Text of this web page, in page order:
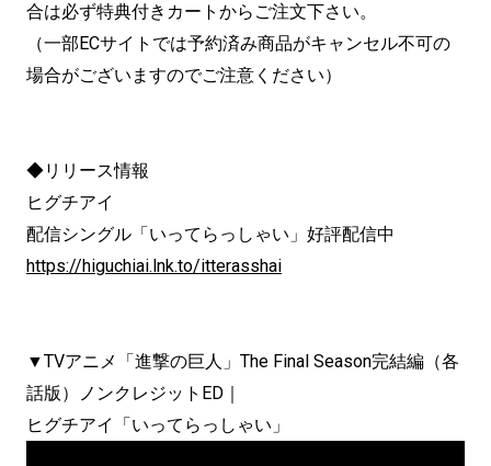
合は必ず特典付きカートからご注文下さい。
（一部ECサイトでは予約済み商品がキャンセル不可の
場合がございますのでご注意ください）
◆リリース情報
ヒグチアイ
配信シングル「いってらっしゃい」好評配信中
https://higuchiai.lnk.to/itterasshai
▼TVアニメ「進撃の巨人」The Final Season完結編（各
話版）ノンクレジットED｜
ヒグチアイ「いってらっしゃい」